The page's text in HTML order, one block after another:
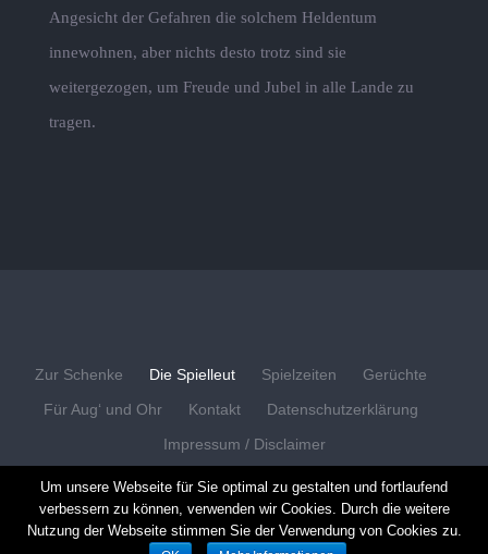
Angesicht der Gefahren die solchem Heldentum
innewohnen, aber nichts desto trotz sind sie
weitergezogen, um Freude und Jubel in alle Lande zu
tragen.
Zur Schenke Die Spielleut Spielzeiten
Gerüchte
Für Aug‘ und Ohr
Kontakt
Datenschutzerklärung
Impressum / Disclaimer
Um unsere Webseite für Sie optimal zu gestalten und fortlaufend
verbessern zu können, verwenden wir Cookies. Durch die weitere
Nutzung der Webseite stimmen Sie der Verwendung von Cookies zu.